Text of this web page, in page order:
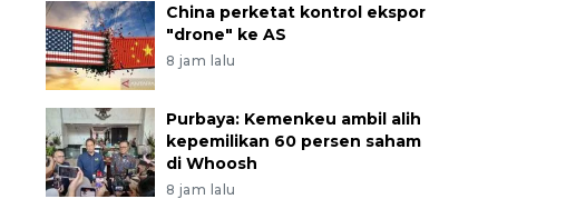
China perketat kontrol ekspor
"drone" ke AS
8 jam lalu
Purbaya: Kemenkeu ambil alih
kepemilikan 60 persen saham
di Whoosh
8 jam lalu